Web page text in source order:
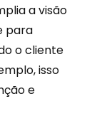
a visão
para
o cliente
isso
e